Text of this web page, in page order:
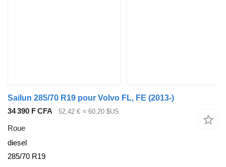
Sailun 285/70 R19 pour Volvo FL, FE (2013-)
34 390 F CFA
52,42 € ≈ 60,20 $US
Roue
diesel
285/70 R19